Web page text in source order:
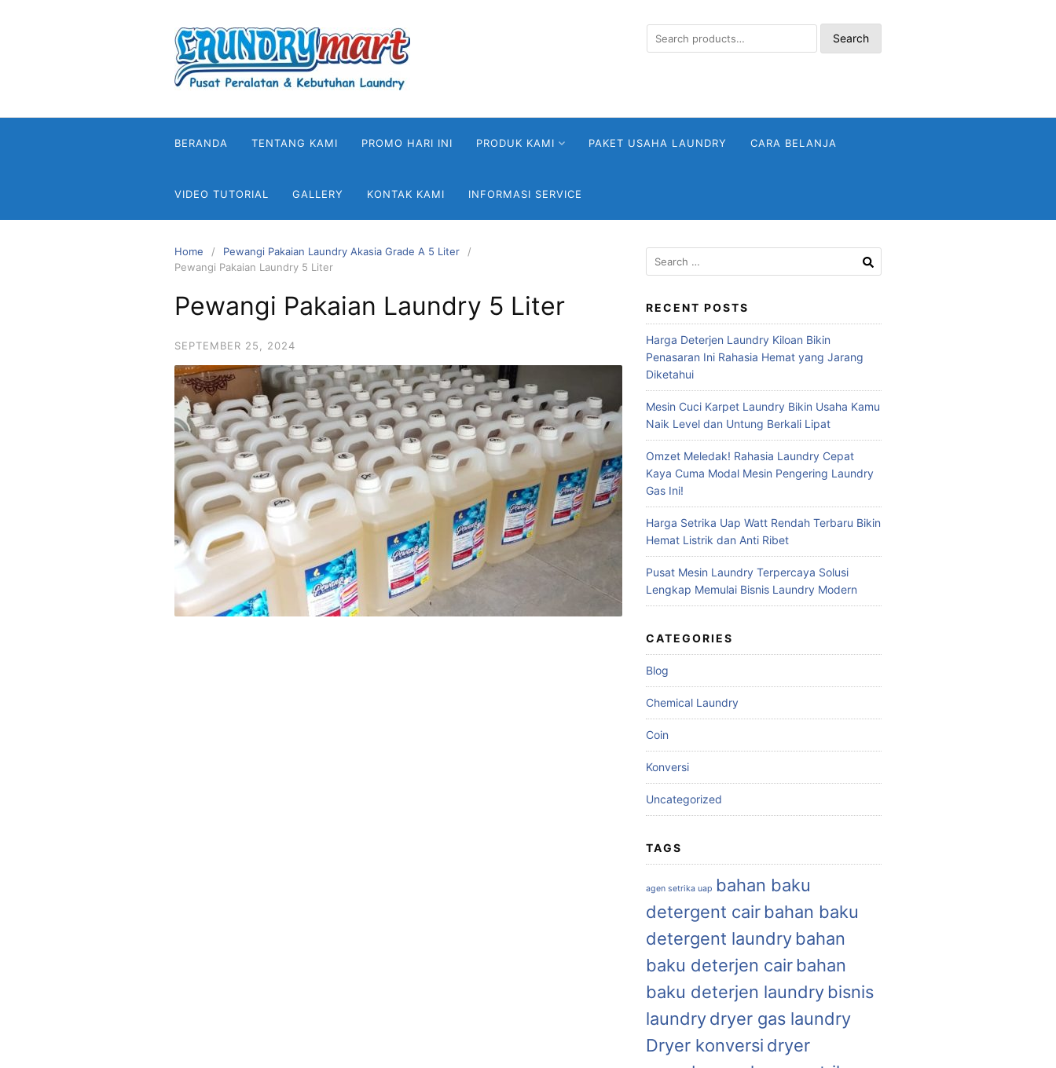
Search
for:
Search
BERANDA TENTANG KAMI PROMO HARI INI PRODUK KAMI PAKET USAHA LAUNDRY CARA BELANJA
VIDEO TUTORIAL GALLERY KONTAK KAMI INFORMASI SERVICE
Home
Pewangi Pakaian Laundry Akasia Grade A 5 Liter
Pewangi Pakaian Laundry 5 Liter
Pewangi Pakaian Laundry 5 Liter
SEPTEMBER 25, 2024
Search
for:
RECENT POSTS
Harga Deterjen Laundry Kiloan Bikin
Penasaran Ini Rahasia Hemat yang Jarang
Diketahui
Mesin Cuci Karpet Laundry Bikin Usaha Kamu
Naik Level dan Untung Berkali Lipat
Omzet Meledak! Rahasia Laundry Cepat
Kaya Cuma Modal Mesin Pengering Laundry
Gas Ini!
Harga Setrika Uap Watt Rendah Terbaru Bikin
Hemat Listrik dan Anti Ribet
Pusat Mesin Laundry Terpercaya Solusi
Lengkap Memulai Bisnis Laundry Modern
CATEGORIES
Blog
Chemical Laundry
Coin
Konversi
Uncategorized
TAGS
agen setrika uap bahan baku
detergent cair bahan baku
detergent laundry bahan
baku deterjen cair bahan
baku deterjen laundry bisnis
laundrydryer gas laundry
Dryer konversi dryer